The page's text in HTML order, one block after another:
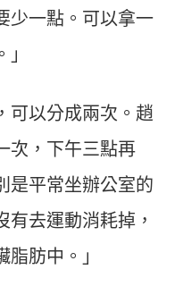
少一點。可以拿一
可以分成兩次。趙
次，下午三點再
是平常坐辦公室的
有去運動消耗掉，
肪中。」